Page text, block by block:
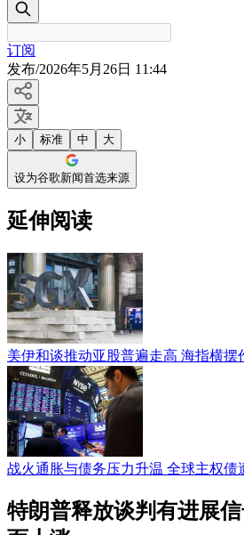
订阅
发布/2026年5月26日 11:44
小 标准 中 大
设为谷歌新闻首选来源
延伸阅读
美伊和谈推动亚股普遍走高 海指横摆
战火通胀与债务压力升温 全球主权债
特朗普释放谈判有进展